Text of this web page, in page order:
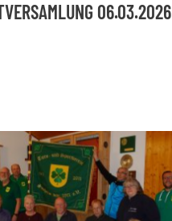
06.03.2026